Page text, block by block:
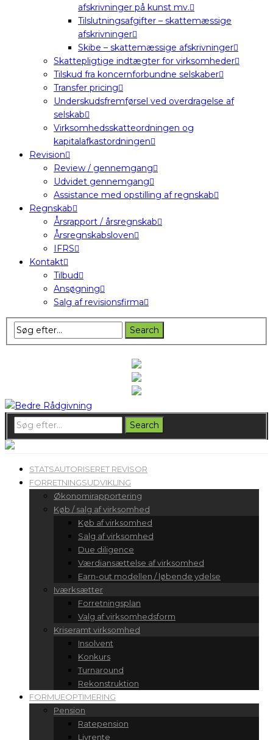
afskrivninger på kunst mv.
Tilslutningsafgifter – skattemæssige
afskrivninger
Skibe – skattemæssige afskrivninger
Skattepligtige indtægter for virksomheder
Tilskud fra koncernforbundne selskaber
Transfer pricing
Underskudsfremførsel ved overdragelse af
selskab
Virksomhedsskatteordningen og
kapitalafkastordningen
Revision
Review / gennemgang
Udvidet gennemgang
Assistance med opstilling af regnskab
Regnskab
Årsrapport / årsregnskab
Årsregnskabsloven
IFRS
Kontakt
Tilbud
Ansøgning
Salg af revisionsfirma
STATSAUTORISERET REVISOR
FORRETNINGSUDVIKLING
Økonomirapportering
Køb / salg af virksomhed
Køb af virksomhed
Salg af virksomhed
Due diligence
Værdiansættelse af virksomhed
Earn-out modellen / løbende ydelse
Iværksætter
Forretningsplan
Valg af virksomhedsform
Kriseramt virksomhed
Insolvent
Konkurs
Turnaround
Rekonstruktion
FORMUEOPTIMERING
Pension
Ratepension
Livrente